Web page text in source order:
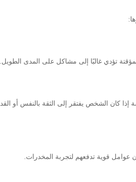
تؤدي غالبًا إلى مشاكل على المدى الطويل.
إذا كان الشخص يفتقر إلى الثقة بالنفس أو
قوية تدفعهم لتجربة المخدرات.